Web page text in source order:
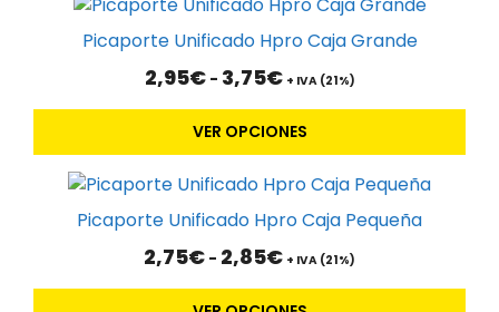
Picaporte Unificado Hpro Caja Grande
2,95€ - 3,75€Rango
precios:
desde
2,95€
hasta
+ IVA (21%)
VER OPCIONES
producto
variantes.
puedenPicaporte Unificado Hpro Caja Pequeña
2,75€ - 2,85€Rango
precios:
+ IVA (21%)
Este
producto
variantes.